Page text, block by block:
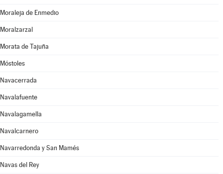
Moraleja de Enmedio
Moralzarzal
Morata de Tajuña
Móstoles
Navacerrada
Navalafuente
Navalagamella
Navalcarnero
Navarredonda y San Mamés
Navas del Rey